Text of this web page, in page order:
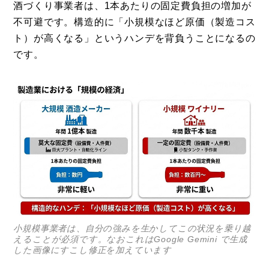
酒づくり事業者は、1本あたりの固定費負担の増加が
不可避です。構造的に「小規模なほど原価（製造コス
ト）が高くなる」というハンデを背負うことになるの
です。
小規模事業者は、自分の強みを生かしてこの状況を乗り越
えることが必須です。なおこれはGoogle Gemini で生成
した画像にすこし修正を加えています